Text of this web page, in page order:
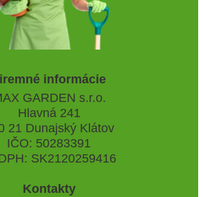
informácie
GARDEN s.r.o.
Hlavná 241
21 Dunajský Klátov
IČO: 50283391
SK2120259416
Kontakty